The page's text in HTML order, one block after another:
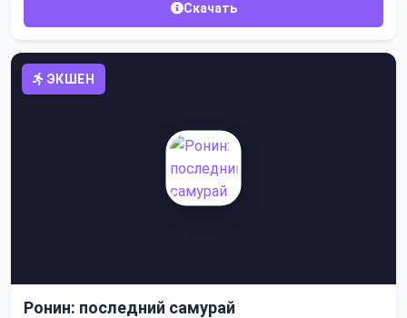
Скачать
ЭКШЕН
Ронин: последний самурай